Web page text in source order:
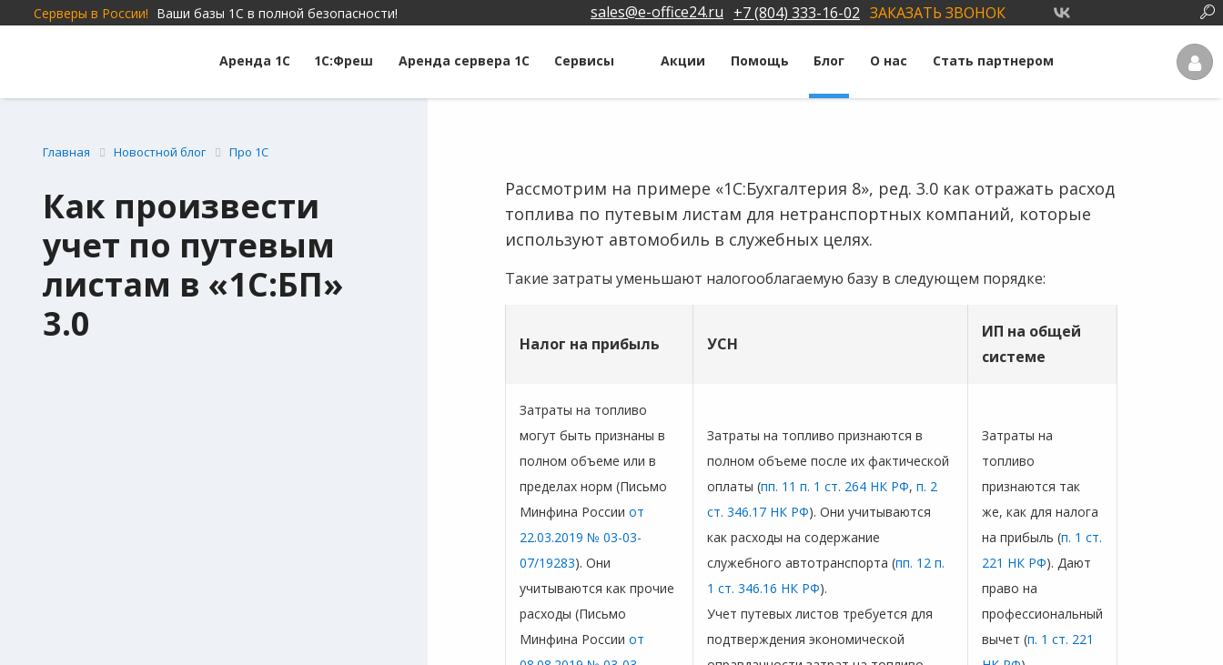
Серверы в России! Ваши базы 1С в полной безопасности! sales@e-office24.ru +7 (804) 333-16-02 ЗАКАЗАТЬ ЗВОНОК
Аренда 1С 1С:Фреш Аренда сервера 1С Сервисы Акции Помощь Блог О нас Стать партнером
Главная Новостной блог Про 1С
Как произвести
учет по путевым
листам в «1С:БП»
3.0
Рассмотрим на примере «1С:Бухгалтерия 8», ред. 3.0 как отражать расход
топлива по путевым листам для нетранспортных компаний, которые
используют автомобиль в служебных целях.
Такие затраты уменьшают налогооблагаемую базу в следующем порядке:
Налог на прибыль УСН
ИП на общей
системе
Затраты на топливо
могут быть признаны в
полном объеме или в
пределах норм (Письмо
Минфина Россииот
22.03.2019 № 03-03-
07/19283). Они
учитываются как прочие
расходы (Письмо
Минфина Россииот
Затраты на топливо признаются в
полном объеме после их фактической
оплаты (пп. 11 п. 1 ст. 264 НК РФ,п. 2
ст. 346.17 НК РФ). Они учитываются
как расходы на содержание
служебного автотранспорта (пп. 12 п.
1 ст. 346.16 НК РФ).
Учет путевых листов требуется для
подтверждения экономической
Затраты на
топливо
признаются так
же, как для налога
на прибыль (п. 1 ст.
221 НК РФ). Дают
право на
профессиональный
вычет (п. 1 ст. 221